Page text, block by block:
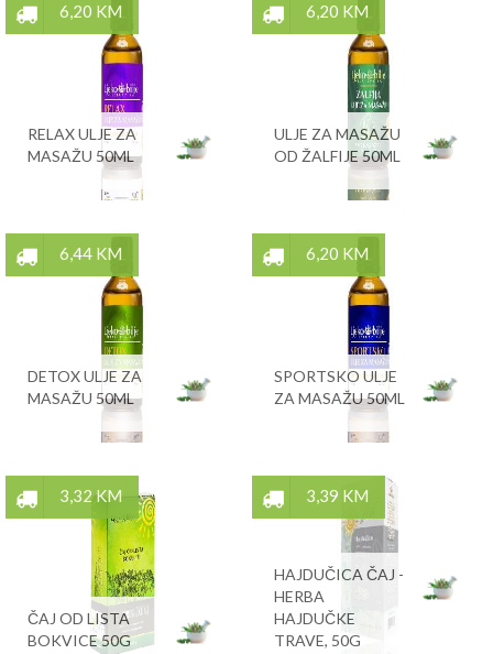
6,20 KM
RELAX ULJE ZA
MASAŽU 50ML
6,20 KM
ULJE ZA MASAŽU
OD ŽALFIJE 50ML
6,44 KM
DETOX ULJE ZA
MASAŽU 50ML
6,20 KM
SPORTSKO ULJE
ZA MASAŽU 50ML
3,32 KM
ČAJ OD LISTA
BOKVICE 50G
3,39 KM
HAJDUČICA ČAJ -
HERBA
HAJDUČKE
TRAVE, 50G